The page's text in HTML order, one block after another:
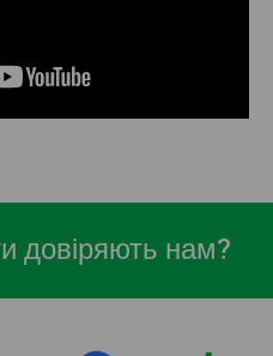
довіряють нам?